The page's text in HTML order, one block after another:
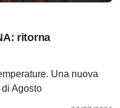
ritorna
Una nuova
Agosto